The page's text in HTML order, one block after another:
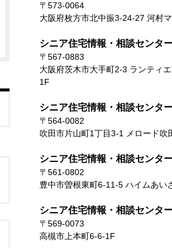
〒573-0064
大阪府枚方市北中振3-24-27 河村
シニア住宅情報・相談センタ
〒567-0883
大阪府茨木市大手町2-3 ランティ
1F
シニア住宅情報・相談センタ
〒564-0082
吹田市片山町1丁目3-1 メロード吹
シニア住宅情報・相談センタ
〒561-0802
豊中市曽根東町6-11-5 ハイムあい
シニア住宅情報・相談センタ
〒569-0073
高槻市上本町6-6-1F